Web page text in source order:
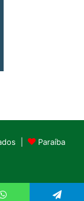
|
Paraíba